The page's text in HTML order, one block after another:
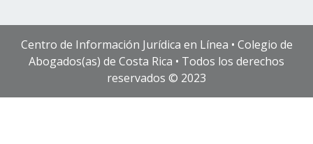
Centro de Información Jurídica en Línea • Colegio de
Abogados(as) de Costa Rica • Todos los derechos
reservados © 2023